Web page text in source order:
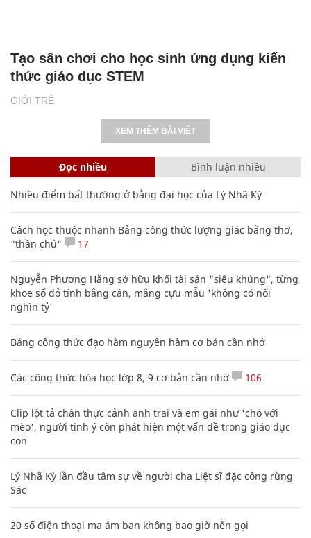
GIỚI TRẺ
Tạo sân chơi cho học sinh ứng dụng kiến
thức giáo dục STEM
XEM THÊM BÀI VIẾT
Đọc nhiều Bình luận nhiều
Nhiều điểm bất thường ở bằng đại học của Lý Nhã Kỳ
Cách học thuộc nhanh Bảng công thức lượng giác bằng thơ,
"thần chú"
17
Nguyễn Phương Hằng sở hữu khối tài sản "siêu khủng", từng
khoe sổ đỏ tính bằng cân, mắng cựu mẫu 'không có nổi
nghìn tỷ'
Bảng công thức đạo hàm nguyên hàm cơ bản cần nhớ
Các công thức hóa học lớp 8, 9 cơ bản cần nhớ 106
Clip lột tả chân thực cảnh anh trai và em gái như 'chó với
mèo', người tinh ý còn phát hiện một vấn đề trong giáo dục
con
Lý Nhã Kỳ lần đầu tâm sự về người cha Liệt sĩ đặc công rừng
Sác
20 số điện thoại ma ám bạn không bao giờ nên gọi